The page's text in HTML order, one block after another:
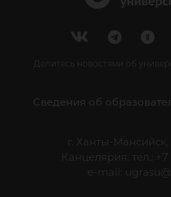
Делитесь новостями об
Сведения об
г. Ханты-Мансийск,
Канцелярия: тел.:
e-mail: